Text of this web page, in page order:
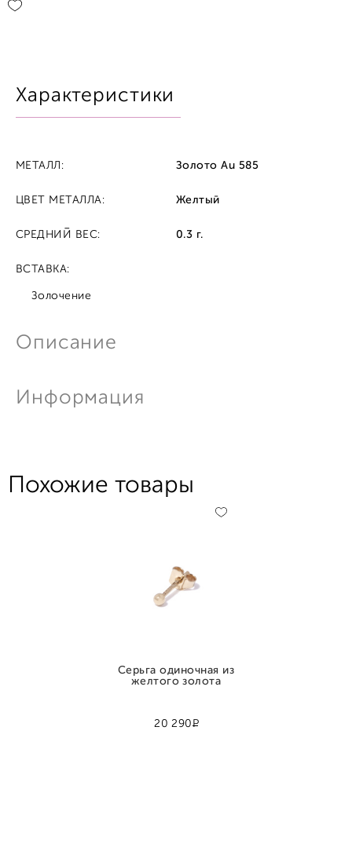
Характеристики
Описание
Информация
МЕТАЛЛ: Золото Au 585
ЦВЕТ МЕТАЛЛА: Желтый
СРЕДНИЙ ВЕС: 0.3 г.
ВСТАВКА:
Золочение
Похожие товары
20 290Р
Серьга одиночная из
желтого золота